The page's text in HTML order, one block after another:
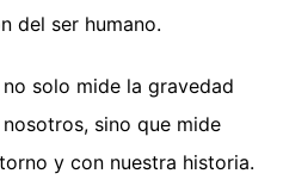
del ser humano.
solo mide la gravedad
sino que mide
y con nuestra historia.